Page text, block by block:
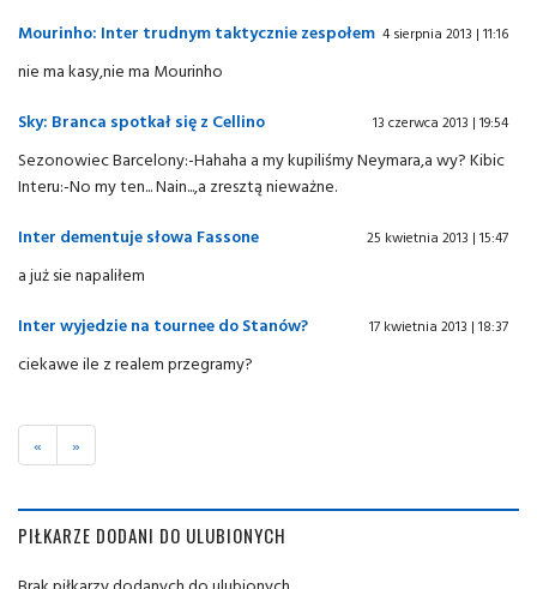
Mourinho: Inter trudnym taktycznie zespołem 4 sierpnia 2013 | 11:16
nie ma kasy,nie ma Mourinho
Sky: Branca spotkał się z Cellino
13 czerwca 2013 | 19:54
Sezonowiec Barcelony:-Hahaha a my kupiliśmy Neymara,a wy? Kibic
Interu:-No my ten... Nain...,a zresztą nieważne.
Inter dementuje słowa Fassone
25 kwietnia 2013 | 15:47
a już sie napaliłem
Inter wyjedzie na tournee do Stanów?
17 kwietnia 2013 | 18:37
ciekawe ile z realem przegramy?
« »
PIŁKARZE DODANI DO ULUBIONYCH